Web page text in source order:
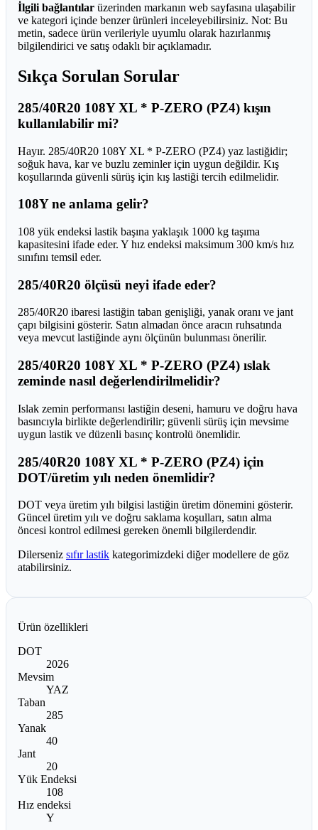
İlgili bağlantılar üzerinden markanın web sayfasına ulaşabilir
ve kategori içinde benzer ürünleri inceleyebilirsiniz. Not: Bu
metin, sadece ürün verileriyle uyumlu olarak hazırlanmış
bilgilendirici ve satış odaklı bir açıklamadır.
Sıkça Sorulan Sorular
285/40R20 108Y XL * P-ZERO (PZ4) kışın
kullanılabilir mi?
Hayır. 285/40R20 108Y XL * P-ZERO (PZ4) yaz lastiğidir;
soğuk hava, kar ve buzlu zeminler için uygun değildir. Kış
koşullarında güvenli sürüş için kış lastiği tercih edilmelidir.
108Y ne anlama gelir?
108 yük endeksi lastik başına yaklaşık 1000 kg taşıma
kapasitesini ifade eder. Y hız endeksi maksimum 300 km/s hız
sınıfını temsil eder.
285/40R20 ölçüsü neyi ifade eder?
285/40R20 ibaresi lastiğin taban genişliği, yanak oranı ve jant
çapı bilgisini gösterir. Satın almadan önce aracın ruhsatında
veya mevcut lastiğinde aynı ölçünün bulunması önerilir.
285/40R20 108Y XL * P-ZERO (PZ4) ıslak
zeminde nasıl değerlendirilmelidir?
Islak zemin performansı lastiğin deseni, hamuru ve doğru hava
basıncıyla birlikte değerlendirilir; güvenli sürüş için mevsime
uygun lastik ve düzenli basınç kontrolü önemlidir.
285/40R20 108Y XL * P-ZERO (PZ4) için
DOT/üretim yılı neden önemlidir?
DOT veya üretim yılı bilgisi lastiğin üretim dönemini gösterir.
Güncel üretim yılı ve doğru saklama koşulları, satın alma
öncesi kontrol edilmesi gereken önemli bilgilerdendir.
Dilerseniz sıfır lastik kategorimizdeki diğer modellere de göz
atabilirsiniz.
Ürün özellikleri
DOT
2026
Mevsim
YAZ
Taban
285
Yanak
40
Jant
20
Yük Endeksi
108
Hız endeksi
Y